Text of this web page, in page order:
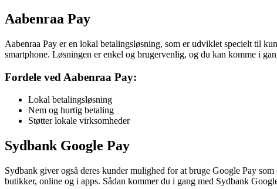
Aabenraa Pay
Aabenraa Pay er en lokal betalingsløsning, som er udviklet specielt til
smartphone. Løsningen er enkel og brugervenlig, og du kan komme i
Fordele ved Aabenraa Pay:
Lokal betalingsløsning
Nem og hurtig betaling
Støtter lokale virksomheder
Sydbank Google Pay
Sydbank giver også deres kunder mulighed for at bruge Google Pay
butikker, online og i apps. Sådan kommer du i gang med Sydbank